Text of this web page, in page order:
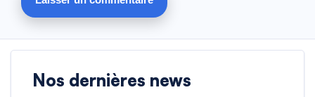
Nos dernières news